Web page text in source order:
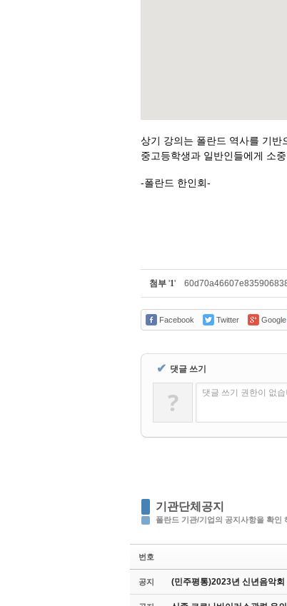
상기 강의는 폴란드 역사를 기
중고등학생과 일반인들에게 소
-폴란드 한인회-
첨부 '1'
Facebook Twitter Google
✔ 댓글 쓰기
? 댓글 쓰기 권한이 없
기관단체공지
폴란드 기관/기업의 공지사항을 확인
번호
공지 (민주평통)2023년 신년음악